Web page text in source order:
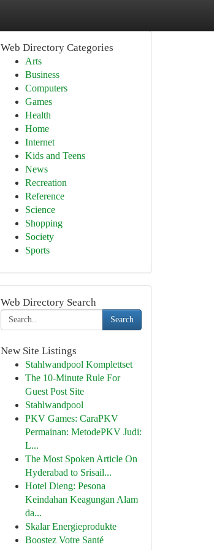
Web Directory Categories
Arts
Business
Computers
Games
Health
Home
Internet
Kids and Teens
News
Recreation
Reference
Science
Shopping
Society
Sports
Web Directory Search
Search
New Site Listings
Stahlwandpool Komplettset
The 10-Minute Rule For
Guest Post Site
Stahlwandpool
PKV Games: CaraPKV
Permainan: MetodePKV Judi:
L...
The Most Spoken Article On
Hyderabad to Srisail...
Hotel Dieng: Pesona
Keindahan Keagungan Alam
da...
Skalar Energieprodukte
Boostez Votre Santé